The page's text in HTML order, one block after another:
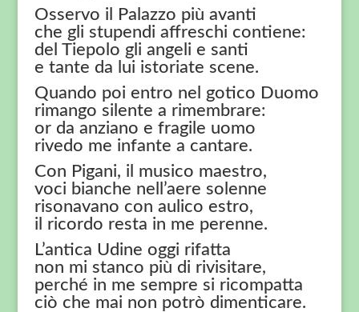
Osservo il Palazzo più avanti
che gli stupendi affreschi contiene:
del Tiepolo gli angeli e santi
e tante da lui istoriate scene.
Quando poi entro nel gotico Duomo
rimango silente a rimembrare:
or da anziano e fragile uomo
rivedo me infante a cantare.
Con Pigani, il musico maestro,
voci bianche nell’aere solenne
risonavano con aulico estro,
il ricordo resta in me perenne.
L’antica Udine oggi rifatta
non mi stanco più di rivisitare,
perché in me sempre si ricompatta
ciò che mai non potrò dimenticare.